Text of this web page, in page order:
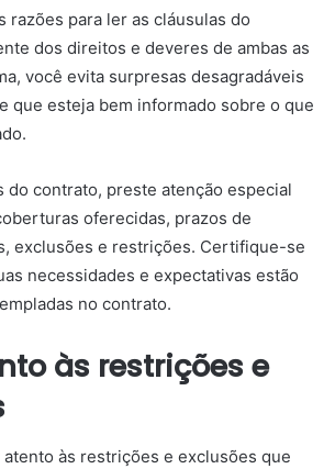
razões para ler as cláusulas do
dos direitos e deveres de ambas as
você evita surpresas desagradáveis
que esteja bem informado sobre o que
do contrato, preste atenção especial
oferecidas, prazos de
exclusões e restrições. Certifique-se
necessidades e expectativas estão
no contrato.
às restrições e
às restrições e exclusões que